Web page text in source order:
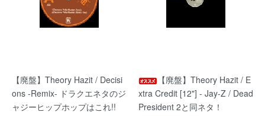
【廃盤】Theory Hazit / Decisi
ons -Remix- ドラクエネタのジ
ャジーヒップホップはこれ!!
【廃盤】Theory Hazit / E
xtra Credit [12"] - Jay-Z / Dead
President 2と同ネタ！